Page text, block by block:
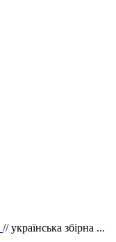
// українська збірна ...